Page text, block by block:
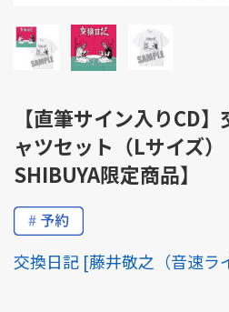
【直筆サイン入りCD
ャツセット（Lサイズ
SHIBUYA限定商品】
交換日記 [藤井敬之（音速ラ